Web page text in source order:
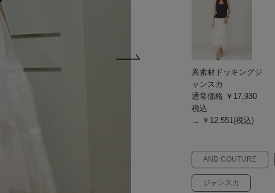
AND COUTURE
ジャンスカ
異素材ドッキングジ
ャンスカ
通常価格 ￥17,930
税込
→ ￥12,551(税込)